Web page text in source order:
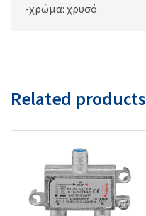
-χρώμα: χρυσό
Related products